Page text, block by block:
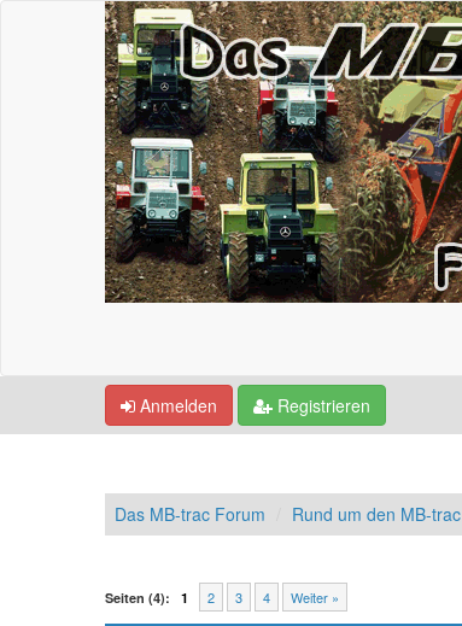
Anmelden Registrieren
Das MB-trac Forum Rund um den MB-trac
Seiten (4): 1 2 3 4 Weiter »